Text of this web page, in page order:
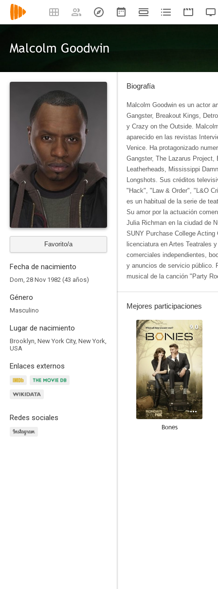
Malcolm Goodwin
Favorito/a
Fecha de nacimiento
Dom, 28 Nov 1982 (43 años)
Género
Masculino
Lugar de nacimiento
Brooklyn, New York City, New York,
USA
Enlaces externos
Redes sociales
Biografía
Malcolm Goodwin es un actor
Gangster, Breakout Kings,
y Crazy on the Outside.
aparecido en las revistas
Venice. Ha protagonizado
Gangster, The Lazarus
Leatherheads, Mississippi
Longshots. Sus créditos
"Hack", "Law & Order", "L&O
es un habitual de la serie de
Su amor por la actuación
Julia Richman en la ciudad de
SUNY Purchase College Acting
licenciatura en Artes Teatrales
comerciales independientes,
y anuncios de servicio público.
musical de la canción "Party
Mejores participaciones
9.0
Bones